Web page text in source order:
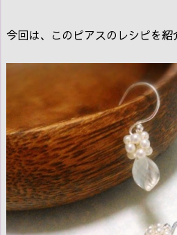
今回は、このピアスのレシピを紹